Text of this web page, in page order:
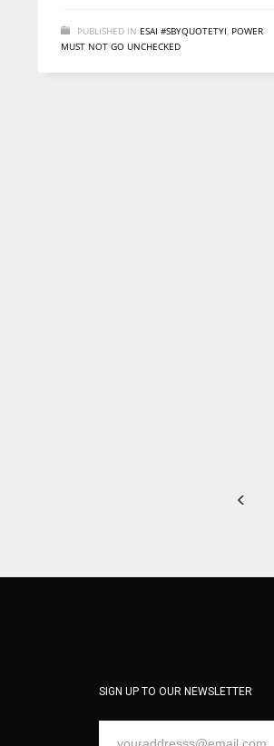
PUBLISHED IN ESAI #SBYQUOTETYI, POWER
MUST NOT GO UNCHECKED
SIGN UP TO OUR NEWSLETTER